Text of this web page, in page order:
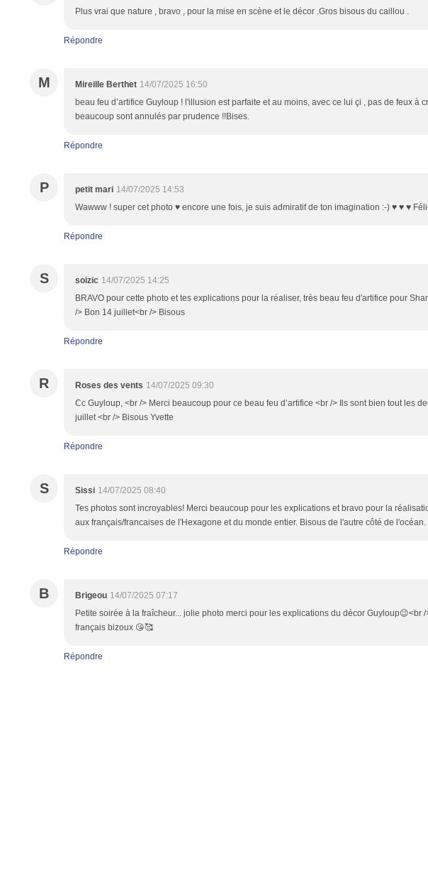
Plus vrai que nature , bravo , pour la mise en scène et le décor .Gros bisous du caillou .
Répondre
M Mireille Berthet 14/07/2025 16:50
beau feu d’artifice Guyloup ! l'illusion est parfaite et au moins, avec ce lui çi , pas de feux à
beaucoup sont annulés par prudence !!Bises.
Répondre
P petit mari 14/07/2025 14:53
Wawww ! super cet photo ♥ encore une fois, je suis admiratif de ton imagination :-) ♥ ♥ ♥
Répondre
S soizic 14/07/2025 14:25
BRAVO pour cette photo et tes explications pour la réaliser, très beau feu d'artifice pour
/> Bon 14 juillet<br /> Bisous
Répondre
R Roses des vents 14/07/2025 09:30
Cc Guyloup, <br /> Merci beaucoup pour ce beau feu d’artifice <br /> Ils sont bien tout les
juillet <br /> Bisous Yvette
Répondre
S Sissi 14/07/2025 08:40
Tes photos sont incroyables! Merci beaucoup pour les explications et bravo pour la
aux français/francaises de l'Hexagone et du monde entier. Bisous de l'autre côté de l'océan.
Répondre
B Brigeou 14/07/2025 07:17
Petite soirée à la fraîcheur... jolie photo merci pour les explications du décor Guyloup😉<br
français bizoux 😘🥰
Répondre